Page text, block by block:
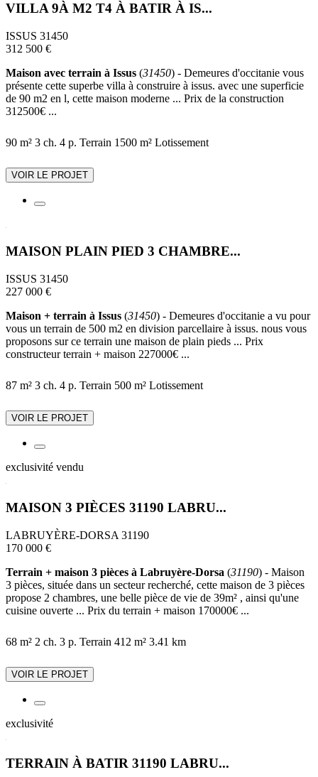
VILLA 9À M2 T4 À BATIR À IS...
ISSUS 31450
312 500 €
Maison avec terrain à Issus (31450) - Demeures d'occitanie vous
présente cette superbe villa à construire à issus. avec une superficie
de 90 m2 en l, cette maison moderne ... Prix de la construction
312500€ ...
90 m² 3 ch. 4 p. Terrain 1500 m² Lotissement
VOIR LE PROJET
MAISON PLAIN PIED 3 CHAMBRE...
ISSUS 31450
227 000 €
Maison + terrain à Issus (31450) - Demeures d'occitanie a vu pour
vous un terrain de 500 m2 en division parcellaire à issus. nous vous
proposons sur ce terrain une maison de plain pieds ... Prix
constructeur terrain + maison 227000€ ...
87 m² 3 ch. 4 p. Terrain 500 m² Lotissement
VOIR LE PROJET
exclusivité vendu
MAISON 3 PIÈCES 31190 LABRU...
LABRUYÈRE-DORSA 31190
170 000 €
Terrain + maison 3 pièces à Labruyère-Dorsa (31190) - Maison
3 pièces, située dans un secteur recherché, cette maison de 3 pièces
propose 2 chambres, une belle pièce de vie de 39m² , ainsi qu'une
cuisine ouverte ... Prix du terrain + maison 170000€ ...
68 m² 2 ch. 3 p. Terrain 412 m² 3.41 km
VOIR LE PROJET
exclusivité
TERRAIN À BATIR 31190 LABRU...